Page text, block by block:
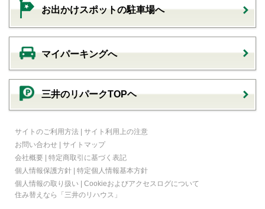
お出かけスポットの駐車場へ
マイパーキングへ
三井のリパークTOPヘ
サイトのご利用方法 | サイト利用上の注意
お問い合わせ | サイトマップ
会社概要 | 特定商取引に基づく表記
個人情報保護方針 | 特定個人情報基本方針
個人情報の取り扱い | Cookieおよびアクセスログについて
住み替えなら
「三井のリハウス」